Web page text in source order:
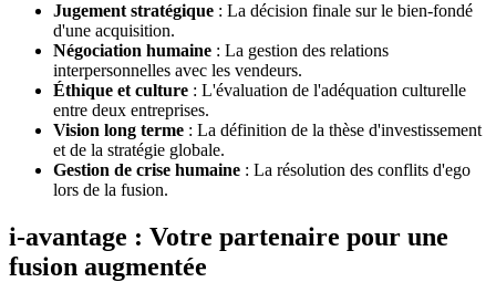
Jugement stratégique : La décision finale sur le bien-fondé
d'une acquisition.
Négociation humaine : La gestion des relations
interpersonnelles avec les vendeurs.
Éthique et culture : L'évaluation de l'adéquation culturelle
entre deux entreprises.
Vision long terme : La définition de la thèse d'investissement
et de la stratégie globale.
Gestion de crise humaine : La résolution des conflits d'ego
lors de la fusion.
i-avantage : Votre partenaire pour une
fusion augmentée